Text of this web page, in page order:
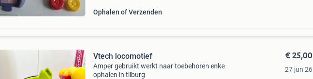
Ophalen of Verzenden
Vtech locomotief
Amper gebruikt werkt naar toebehoren enke
ophalen in tilburg
€ 25,00
27 jun 26